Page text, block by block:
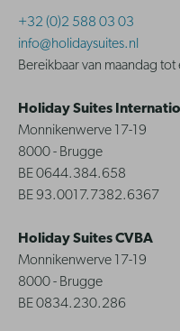
+32 (0)2 588 03 03
info@holidaysuites.nl
Bereikbaar van maandag
Holiday Suites
Monnikenwerve 17-19
8000 - Brugge
BE 0644.384.658
BE 93.0017.7382.6367
Holiday Suites CVBA
Monnikenwerve 17-19
8000 - Brugge
BE 0834.230.286